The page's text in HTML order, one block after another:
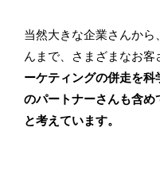
当然大きな企業さんから
んまで、さまざまなお客
ーケティングの併走を
のパートナーさんも含
と考えています。